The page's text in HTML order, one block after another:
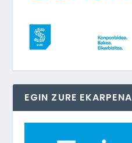
EGIN ZURE EKARPENA